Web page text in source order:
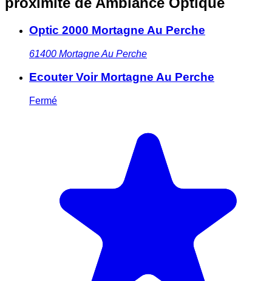
Optic 2000 Mortagne Au Perche
61400 Mortagne Au Perche
Ecouter Voir Mortagne Au Perche
Fermé